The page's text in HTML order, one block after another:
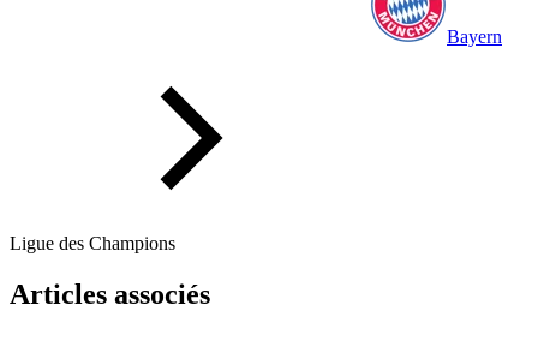
Bayern
Ligue des Champions
Articles associés